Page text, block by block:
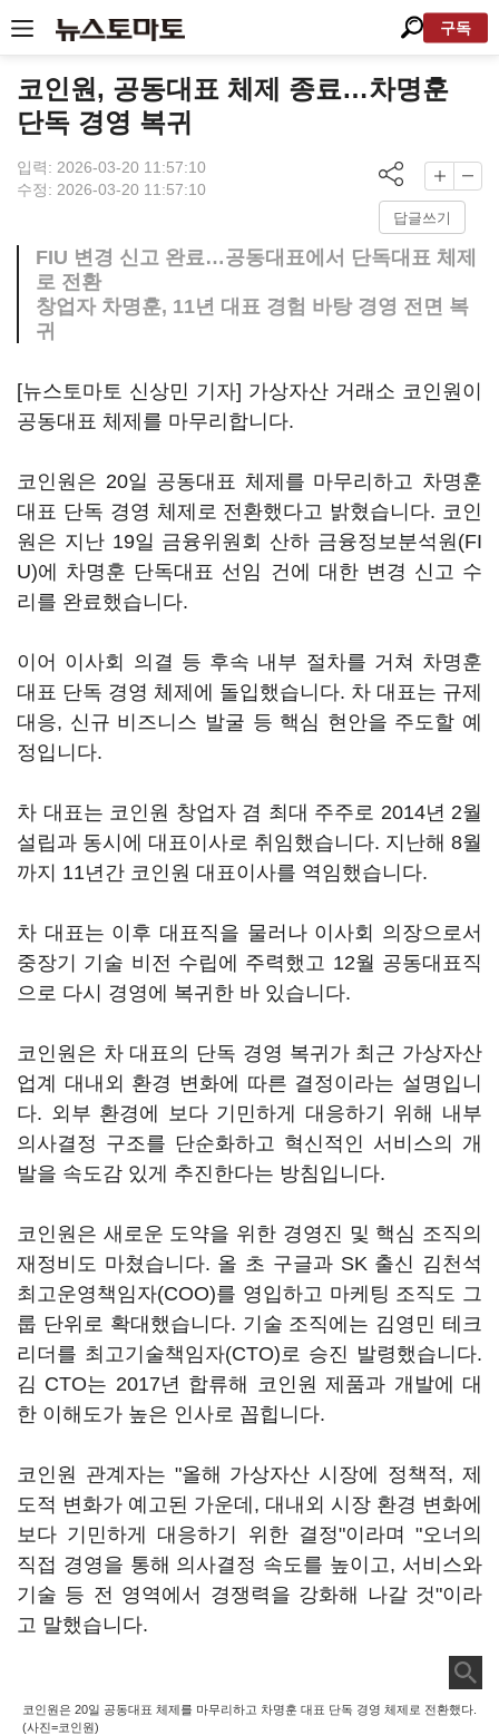
구독
코인원, 공동대표 체제 종료…차명훈
단독 경영 복귀
입력: 2026-03-20 11:57:10
수정: 2026-03-20 11:57:10
답글쓰기
FIU 변경 신고 완료…공동대표에서 단독대표 체제
로 전환
창업자 차명훈, 11년 대표 경험 바탕 경영 전면 복
귀
[뉴스토마토 신상민 기자] 가상자산 거래소 코인원이
공동대표 체제를 마무리합니다.
코인원은 20일 공동대표 체제를 마무리하고 차명훈
대표 단독 경영 체제로 전환했다고 밝혔습니다. 코인
원은 지난 19일 금융위원회 산하 금융정보분석원(FI
U)에 차명훈 단독대표 선임 건에 대한 변경 신고 수
리를 완료했습니다.
이어 이사회 의결 등 후속 내부 절차를 거쳐 차명훈
대표 단독 경영 체제에 돌입했습니다. 차 대표는 규제
대응, 신규 비즈니스 발굴 등 핵심 현안을 주도할 예
정입니다.
차 대표는 코인원 창업자 겸 최대 주주로 2014년 2월
설립과 동시에 대표이사로 취임했습니다. 지난해 8월
까지 11년간 코인원 대표이사를 역임했습니다.
차 대표는 이후 대표직을 물러나 이사회 의장으로서
중장기 기술 비전 수립에 주력했고 12월 공동대표직
으로 다시 경영에 복귀한 바 있습니다.
코인원은 차 대표의 단독 경영 복귀가 최근 가상자산
업계 대내외 환경 변화에 따른 결정이라는 설명입니
다. 외부 환경에 보다 기민하게 대응하기 위해 내부
의사결정 구조를 단순화하고 혁신적인 서비스의 개
발을 속도감 있게 추진한다는 방침입니다.
코인원은 새로운 도약을 위한 경영진 및 핵심 조직의
재정비도 마쳤습니다. 올 초 구글과 SK 출신 김천석
최고운영책임자(COO)를 영입하고 마케팅 조직도 그
룹 단위로 확대했습니다. 기술 조직에는 김영민 테크
리더를 최고기술책임자(CTO)로 승진 발령했습니다.
김 CTO는 2017년 합류해 코인원 제품과 개발에 대
한 이해도가 높은 인사로 꼽힙니다.
코인원 관계자는 "올해 가상자산 시장에 정책적, 제
도적 변화가 예고된 가운데, 대내외 시장 환경 변화에
보다 기민하게 대응하기 위한 결정"이라며 "오너의
직접 경영을 통해 의사결정 속도를 높이고, 서비스와
기술 등 전 영역에서 경쟁력을 강화해 나갈 것"이라
고 말했습니다.
코인원은 20일 공동대표 체제를 마무리하고 차명훈 대표 단독 경영 체제로 전환했다.
(사진=코인원)